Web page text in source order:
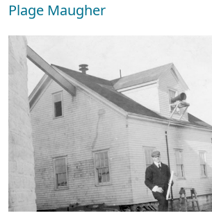
Plage Maugher